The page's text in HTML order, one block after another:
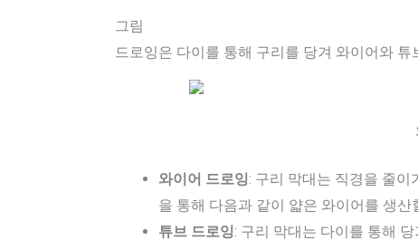
그림
드로잉은 다이를 통해 구리를 당겨 와이어와 튜
와이어 드로잉: 구리 막대는 직경을 줄이
을 통해 다음과 같이 얇은 와이어를 생산
튜브 드로잉: 구리 막대는 다이를 통해